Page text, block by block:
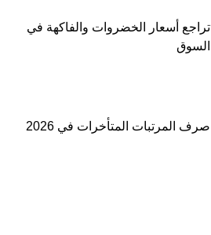
تراجع أسعار الخضروات والفاكهة في
السوق
صرف المرتبات المتأخرات في 2026